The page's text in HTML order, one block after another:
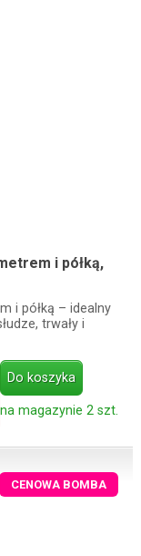
i półką,
i półką – idealny
trwały i
Do koszyka
na magazynie 2 szt.
CENOWA BOMBA